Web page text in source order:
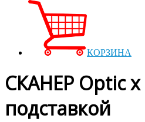
КОРЗИНА
СКАНЕР Optic x
подставкой